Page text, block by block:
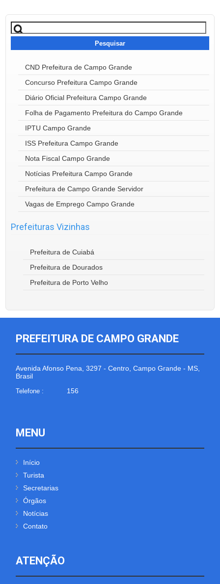
Pesquisar
por:
CND Prefeitura de Campo Grande
Concurso Prefeitura Campo Grande
Diário Oficial Prefeitura Campo Grande
Folha de Pagamento Prefeitura do Campo Grande
IPTU Campo Grande
ISS Prefeitura Campo Grande
Nota Fiscal Campo Grande
Notícias Prefeitura Campo Grande
Prefeitura de Campo Grande Servidor
Vagas de Emprego Campo Grande
Prefeituras Vizinhas
Prefeitura de Cuiabá
Prefeitura de Dourados
Prefeitura de Porto Velho
PREFEITURA DE CAMPO GRANDE
Avenida Afonso Pena, 3297 - Centro, Campo Grande - MS,
Brasil
Telefone : 156
MENU
Início
Turista
Secretarias
Órgãos
Notícias
Contato
ATENÇÃO